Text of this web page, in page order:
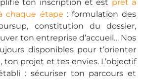
ton inscription et est prêt à
chaque étape : formulation des
constitution du dossier,
ton entreprise d’accueil… Nos
disponibles pour t’orienter
ton projet et tes envies. L’objectif
: sécuriser ton parcours et